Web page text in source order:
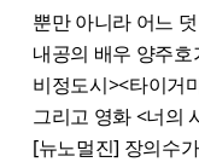
뿐만 아니라 어느
내공의 배우 양주호
비정도시><타이거
그리고 영화 <너의
[뉴노멀진] 장의수